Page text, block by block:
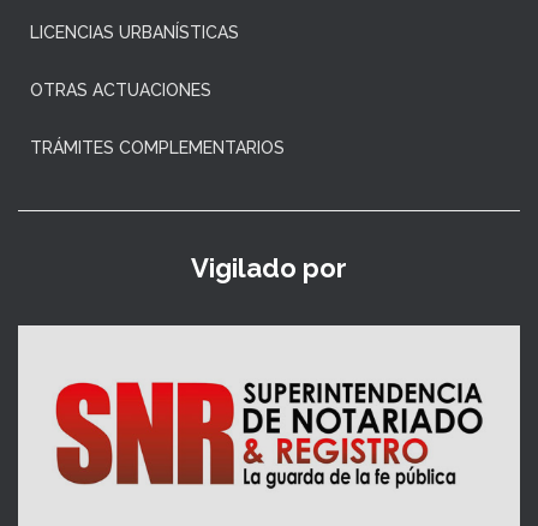
LICENCIAS URBANÍSTICAS
OTRAS ACTUACIONES
TRÁMITES COMPLEMENTARIOS
Vigilado por